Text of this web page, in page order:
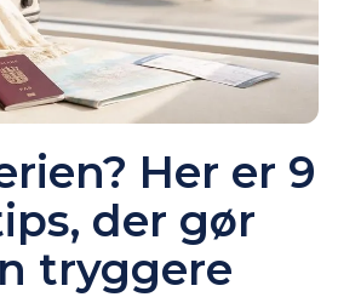
Her er 9
der gør
tryggere